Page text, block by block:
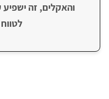
והאקלים, זה